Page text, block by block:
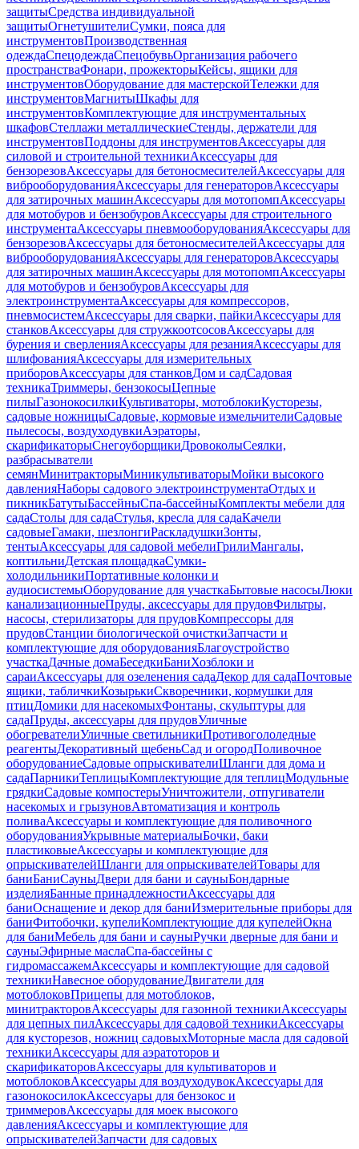
защитыСредства индивидуальной
защитыОгнетушителиСумки, пояса для
инструментовПроизводственная
одеждаСпецодеждаСпецобувьОрганизация рабочего
пространстваФонари, прожекторыКейсы, ящики для
инструментовОборудование для мастерскойТележки для
инструментовМагнитыШкафы для
инструментовКомплектующие для инструментальных
шкафовСтеллажи металлическиеСтенды, держатели для
инструментовПоддоны для инструментовАксессуары для
силовой и строительной техникиАксессуары для
бензорезовАксессуары для бетоносмесителейАксессуары для
виброоборудованияАксессуары для генераторовАксессуары
для затирочных машинАксессуары для мотопомпАксессуары
для мотобуров и бензобуровАксессуары для строительного
инструментаАксессуары пневмооборудованияАксессуары для
бензорезовАксессуары для бетоносмесителейАксессуары для
виброоборудованияАксессуары для генераторовАксессуары
для затирочных машинАксессуары для мотопомпАксессуары
для мотобуров и бензобуровАксессуары для
электроинструментаАксессуары для компрессоров,
пневмосистемАксессуары для сварки, пайкиАксессуары для
станковАксессуары для стружкоотсосовАксессуары для
бурения и сверленияАксессуары для резанияАксессуары для
шлифованияАксессуары для измерительных
приборовАксессуары для станковДом и садСадовая
техникаТриммеры, бензокосыЦепные
пилыГазонокосилкиКультиваторы, мотоблокиКусторезы,
садовые ножницыСадовые, кормовые измельчителиСадовые
пылесосы, воздуходувкиАэраторы,
скарификаторыСнегоуборщикиДровоколыСеялки,
разбрасыватели
семянМинитракторыМиникультиваторыМойки высокого
давленияНаборы садового электроинструментаОтдых и
пикникБатутыБассейныСпа-бассейныКомплекты мебели для
садаСтолы для садаСтулья, кресла для садаКачели
садовыеГамаки, шезлонгиРаскладушкиЗонты,
тентыАксессуары для садовой мебелиГрилиМангалы,
коптильниДетская площадкаСумки-
холодильникиПортативные колонки и
аудиосистемыОборудование для участкаБытовые насосыЛюки
канализационныеПруды, аксессуары для прудовФильтры,
насосы, стерилизаторы для прудовКомпрессоры для
прудовСтанции биологической очисткиЗапчасти и
комплектующие для оборудованияБлагоустройство
участкаДачные домаБеседкиБаниХозблоки и
сараиАксессуары для озеленения садаДекор для садаПочтовые
ящики, табличкиКозырькиСкворечники, кормушки для
птицДомики для насекомыхФонтаны, скульптуры для
садаПруды, аксессуары для прудовУличные
обогревателиУличные светильникиПротивогололедные
реагентыДекоративный щебеньСад и огородПоливочное
оборудованиеСадовые опрыскивателиШланги для дома и
садаПарникиТеплицыКомплектующие для теплицМодульные
грядкиСадовые компостерыУничтожители, отпугиватели
насекомых и грызуновАвтоматизация и контроль
поливаАксессуары и комплектующие для поливочного
оборудованияУкрывные материалыБочки, баки
пластиковыеАксессуары и комплектующие для
опрыскивателейШланги для опрыскивателейТовары для
баниБаниСауныДвери для бани и сауныБондарные
изделияБанные принадлежностиАксессуары для
баниОснащение и декор для баниИзмерительные приборы для
баниФитобочки, купелиКомплектующие для купелейОкна
для баниМебель для бани и сауныРучки дверные для бани и
сауныЭфирные маслаСпа-бассейны с
гидромассажемАксессуары и комплектующие для садовой
техникиНавесное оборудованиеДвигатели для
мотоблоковПрицепы для мотоблоков,
минитракторовАксессуары для газонной техникиАксессуары
для цепных пилАксессуары для садовой техникиАксессуары
для кусторезов, ножниц садовыхМоторные масла для садовой
техникиАксессуары для аэратоторов и
скарификаторовАксессуары для культиваторов и
мотоблоковАксессуары для воздуходувокАксессуары для
газонокосилокАксессуары для бензокос и
триммеровАксессуары для моек высокого
давленияАксессуары и комплектующие для
опрыскивателейЗапчасти для садовых